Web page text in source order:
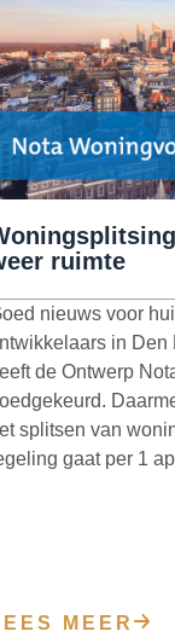
ruimte
nieuws voor
in Den
de Ontwerp
splitsen van
gaat per 1
MEER